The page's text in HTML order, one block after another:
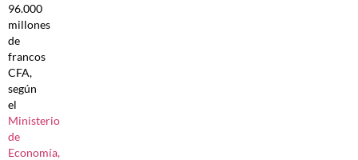
96.000
millones
de
francos
CFA,
según
el
Ministerio
de
Economía,